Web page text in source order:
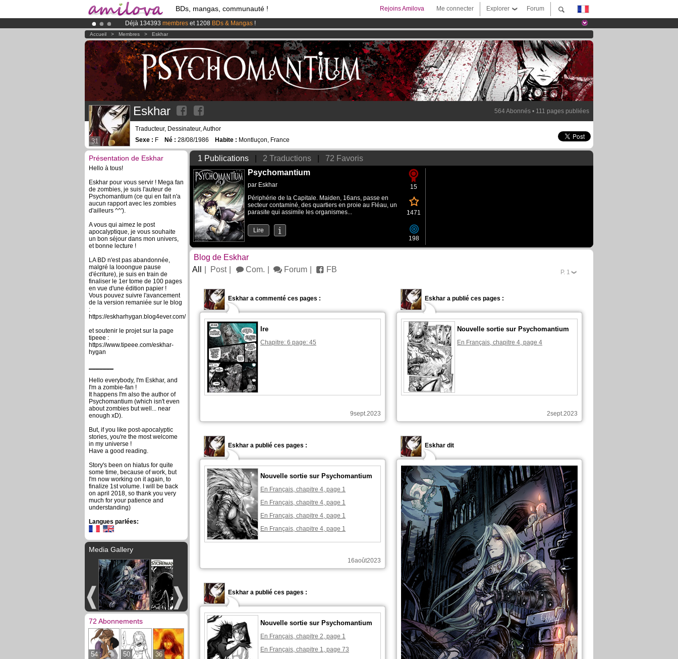
BDs, mangas, communauté ! Forum
Explorer
Me connecter
Rejoins Amilova
Déjà 134393 membres et 1208 BDs & Mangas !
LeKickstarter Amilova est désormais lancé!.
Abonnement premium: à partir de3.95 eurospar mois !Clique ici pour t'abonner
Accueil > Membres > Eskhar
564 Abonnés • 111 pages publiées
31
Eskhar
Traducteur, Dessinateur, Author
Sexe : F Né : 28/08/1986 Habite : Montluçon, France
Présentation de Eskhar
Hello à tous!
Eskhar pour vous servir ! Mega fan
de zombies, je suis l'auteur de
Psychomantium (ce qui en fait n'a
aucun rapport avec les zombies
d'ailleurs ^^').
A vous qui aimez le post
apocalyptique, je vous souhaite
un bon séjour dans mon univers,
et bonne lecture !
LA BD n'est pas abandonnée,
malgré la looongue pause
d'écriture), je suis en train de
finaliser le 1er tome de 100 pages
en vue d'une édition papier !
Vous pouvez suivre l'avancement
de la version remaniée sur le blog
:
https://eskharhygan.blog4ever.com/
et soutenir le projet sur la page
tipeee :
https://www.tipeee.com/eskhar-
hygan
Hello everybody, I'm Eskhar, and
I'm a zombie-fan !
It happens I'm also the author of
Psychomantium (which isn't even
about zombies but well... near
enough xD).
But, if you like post-apocalyptic
stories, you're the most welcome
in my universe !
Have a good reading.
Story's been on hiatus for quite
some time, because of work, but
I'm now working on it again, to
finalize 1st volume. I will be back
on april 2018, so thank you very
much for your patience and
understanding)
Langues parlées:
Media Gallery
72 Abonnements
54 50 36
1 Publications 2 Traductions 72 Favoris
15
1471
198
Psychomantium
par Eskhar
Périphérie de la Capitale. Maiden, 16ans, passe en
secteur contaminé, des quartiers en proie au Fléau, un
parasite qui assimile les organismes...
Lire
Blog de Eskhar
P. 2
All Post Com. Forum FB
Eskhar a commenté ces pages :
Ire
Chapitre: 6 page: 45
9sept.2023
Eskhar a publié ces pages :
Nouvelle sortie sur Psychomantium
En Français, chapitre 4, page 4
2sept.2023
Eskhar a publié ces pages :
Nouvelle sortie sur Psychomantium
En Français, chapitre 4, page 1
En Français, chapitre 4, page 1
En Français, chapitre 4, page 1
En Français, chapitre 4, page 1
16août2023
Eskhar dit
Eskhar a publié ces pages :
Nouvelle sortie sur Psychomantium
En Français, chapitre 2, page 1
En Français, chapitre 1, page 73